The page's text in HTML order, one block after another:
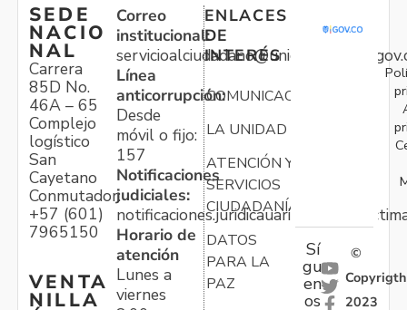
SEDE
NACIO
NAL
Carrera
85D No.
46A – 65
Complejo
logístico
San
Cayetano
Conmutador:
+57 (601)
7965150
VENTA
NILLA
Correo
institucional:
Línea
anticorrupción:
Desde
móvil o fijo:
157
Notificaciones
judiciales:
Horario de
atención
Lunes a
viernes
ENLACES
DE
INTERÉS
COMUNICACIONES
LA UNIDAD
ATENCIÓN Y
SERVICIOS
CIUDADANÍA
DATOS
PARA LA
PAZ
Sí
gu
en
os
©
Copyrigth
2023